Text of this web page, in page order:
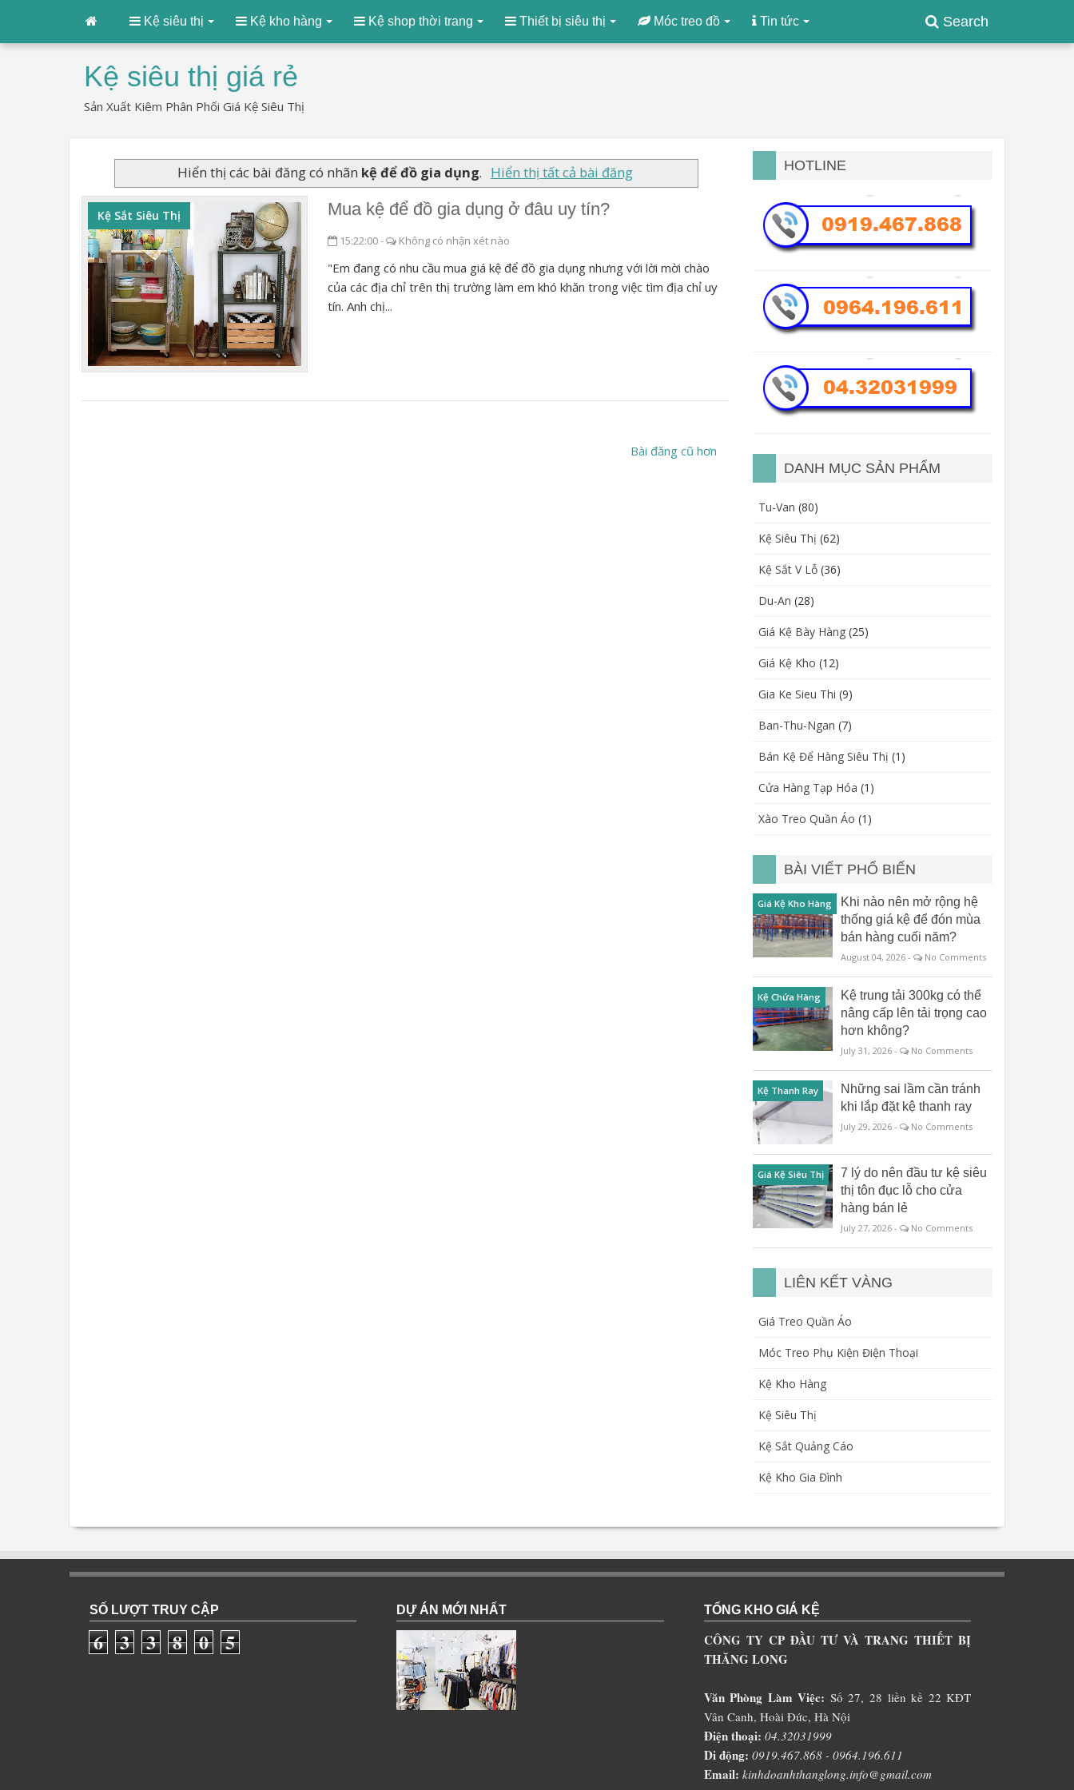
Search
Kệ siêu thị Kệ kho hàng Kệ shop thời trang Thiết bị siêu thị Móc treo đồ Tin tức
Kệ siêu thị giá rẻ
Sản Xuất Kiêm Phân Phối Giá Kệ Siêu Thị
Hiển thị các bài đăng có nhãn kệ để đồ gia dụng. Hiển thị tất cả bài đăng
Mua kệ để đồ gia dụng ở đâu uy tín?
Kệ Sắt Siêu Thị
15:22:00- Không có nhận xét nào
"Em đang có nhu cầu mua giá kệ để đồ gia dụng nhưng với lời mời chào
của các địa chỉ trên thị trường làm em khó khăn trong việc tìm địa chỉ uy
tín. Anh chị...
Bài đăng cũ hơn
HOTLINE
DANH MỤC SẢN PHẨM
Tu-Van (80)
Kệ Siêu Thị (62)
Kệ Sắt V Lỗ (36)
Du-An (28)
Giá Kệ Bày Hàng (25)
Giá Kệ Kho (12)
Gia Ke Sieu Thi (9)
Ban-Thu-Ngan (7)
Bán Kệ Để Hàng Siêu Thị (1)
Cửa Hàng Tạp Hóa (1)
Xào Treo Quần Áo (1)
BÀI VIẾT PHỔ BIẾN
Giá Kệ Kho Hàng
Khi nào nên mở rộng hệ
thống giá kệ để đón mùa
bán hàng cuối năm?
August 04, 2026 - No Comments
Kệ Chứa Hàng
Kệ trung tải 300kg có thể
nâng cấp lên tải trọng cao
hơn không?
July 31, 2026 - No Comments
Kệ Thanh Ray
Những sai lầm cần tránh
khi lắp đặt kệ thanh ray
July 29, 2026 - No Comments
Giá Kệ Siêu Thị
7 lý do nên đầu tư kệ siêu
thị tôn đục lỗ cho cửa
hàng bán lẻ
July 27, 2026 - No Comments
LIÊN KẾT VÀNG
Giá Treo Quần Áo
Móc Treo Phụ Kiện Điện Thoại
Kệ Kho Hàng
Kệ Siêu Thị
Kệ Sắt Quảng Cáo
Kệ Kho Gia Đình
SỐ LƯỢT TRUY CẬP
6 3 3 8 0 5
DỰ ÁN MỚI NHẤT TỔNG KHO GIÁ KỆ
CÔNG TY CP ĐẦU TƯ VÀ TRANG THIẾT BỊ
THĂNG LONG
Văn Phòng Làm Việc: Số 27, 28 liền kề 22 KĐT
Vân Canh, Hoài Đức, Hà Nội
Điện thoại: 04.32031999
Di động: 0919.467.868 - 0964.196.611
Email: kinhdoanhthanglong.info@gmail.com